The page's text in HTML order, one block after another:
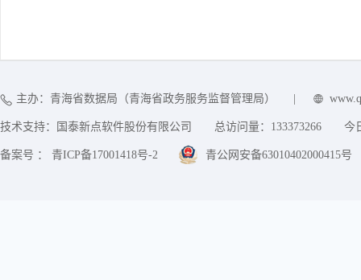
主办：青海省数据局（青海省政务服务监督管理局）
技术支持：国泰新点软件股份有限公司 总访问量： 133373266 今
备案号 ： 青ICP备17001418号-2 青公网安备63010402000415号